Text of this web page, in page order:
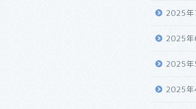
2025年
2025年
2025年
2025年